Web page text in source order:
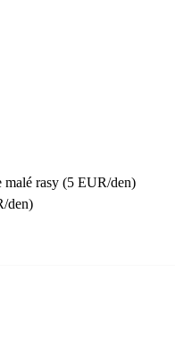
malé rasy (5 EUR/den)
den)